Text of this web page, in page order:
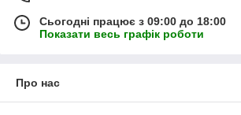
Сьогодні працює з 09:00 до 18:00
Показати весь графік роботи
Про нас